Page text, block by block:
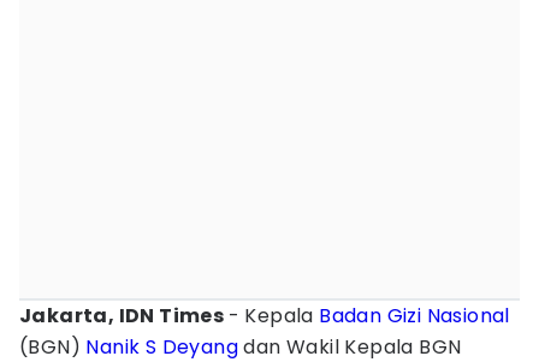
Jakarta, IDN Times - Kepala Badan Gizi Nasional
(BGN) Nanik S Deyangdan Wakil Kepala BGN